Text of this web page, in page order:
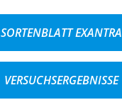
SORTENBLATT EXANTRA
VERSUCHSERGEBNISSE